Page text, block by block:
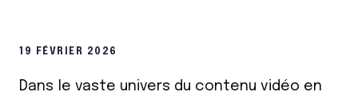
19 FÉVRIER 2026
Dans le vaste univers du contenu vidéo en